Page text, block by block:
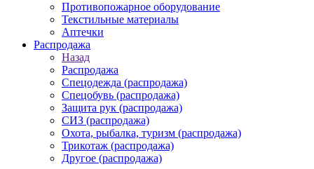
Противопожарное оборудование
Текстильные материалы
Аптечки
Распродажа
Назад
Распродажа
Спецодежда (распродажа)
Спецобувь (распродажа)
Защита рук (распродажа)
СИЗ (распродажа)
Охота, рыбалка, туризм (распродажа)
Трикотаж (распродажа)
Другое (распродажа)